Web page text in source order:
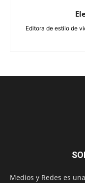
Editora de estilo de
Medios y Redes es